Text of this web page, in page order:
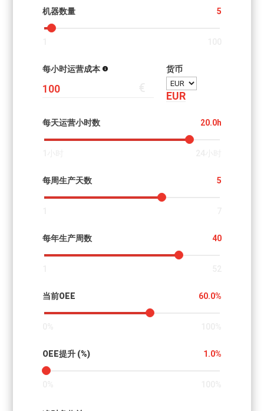
机器数量 5
每小时运营成本 货币
EUR
每天运营小时数 20.0h
每周生产天数 5
每年生产周数 40
当前OEE 60.0%
OEE提升 (%) 1.0%